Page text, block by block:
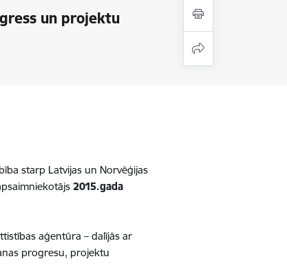
un projektu
starp Latvijas un Norvēģijas
2015.gada
aģentūra – dalījās ar
progresu, projektu